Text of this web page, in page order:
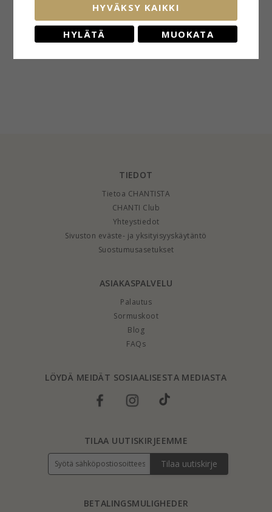
15 mm Siersbøl tähtikuvio
vaaka riipus rodinoitua
hopeaa
TIEDOT
Tietoa CHANTISTA
CHANTI Club
Yhteystiedot
Sivuston eväste- ja yksityisyyskäytäntö
Suostumusasetukset
ASIAKASPALVELU
Palautus
Sormuskoot
Blog
FAQs
LÖYDÄ MEIDÄT SOSIAALISESTA MEDIASTA
BETALINGSMULIGHEDER
TILAA UUTISKIRJEEMME
Tilaa uutiskirje
HYVÄKSY KAIKKI
HYLÄTÄ MUOKATA